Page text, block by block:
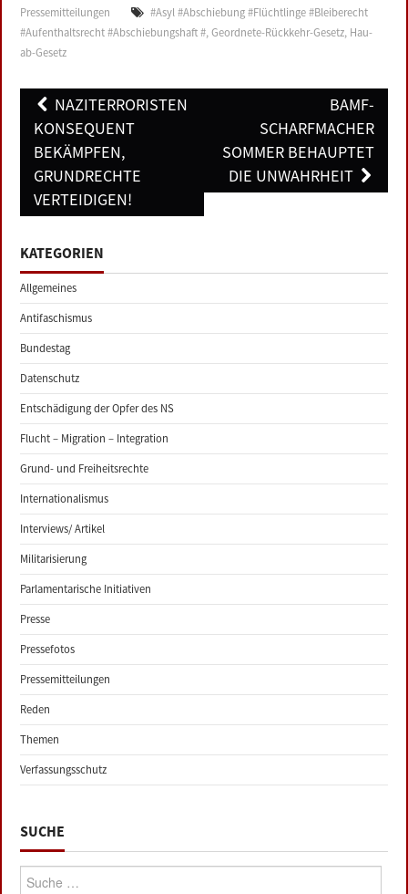
Pressemitteilungen
#Asyl #Abschiebung #Flüchtlinge #Bleiberecht
#Aufenthaltsrecht #Abschiebungshaft #,Geordnete-Rückkehr-Gesetz, Hau-
ab-Gesetz
Post
navigation
NAZITERRORISTEN
KONSEQUENT
BEKÄMPFEN,
GRUNDRECHTE
VERTEIDIGEN!
BAMF-
SCHARFMACHER
SOMMER BEHAUPTET
DIE UNWAHRHEIT
KATEGORIEN
Allgemeines
Antifaschismus
Bundestag
Datenschutz
Entschädigung der Opfer des NS
Flucht – Migration – Integration
Grund- und Freiheitsrechte
Internationalismus
Interviews/ Artikel
Militarisierung
Parlamentarische Initiativen
Presse
Pressefotos
Pressemitteilungen
Reden
Themen
Verfassungsschutz
SUCHE
Suche: